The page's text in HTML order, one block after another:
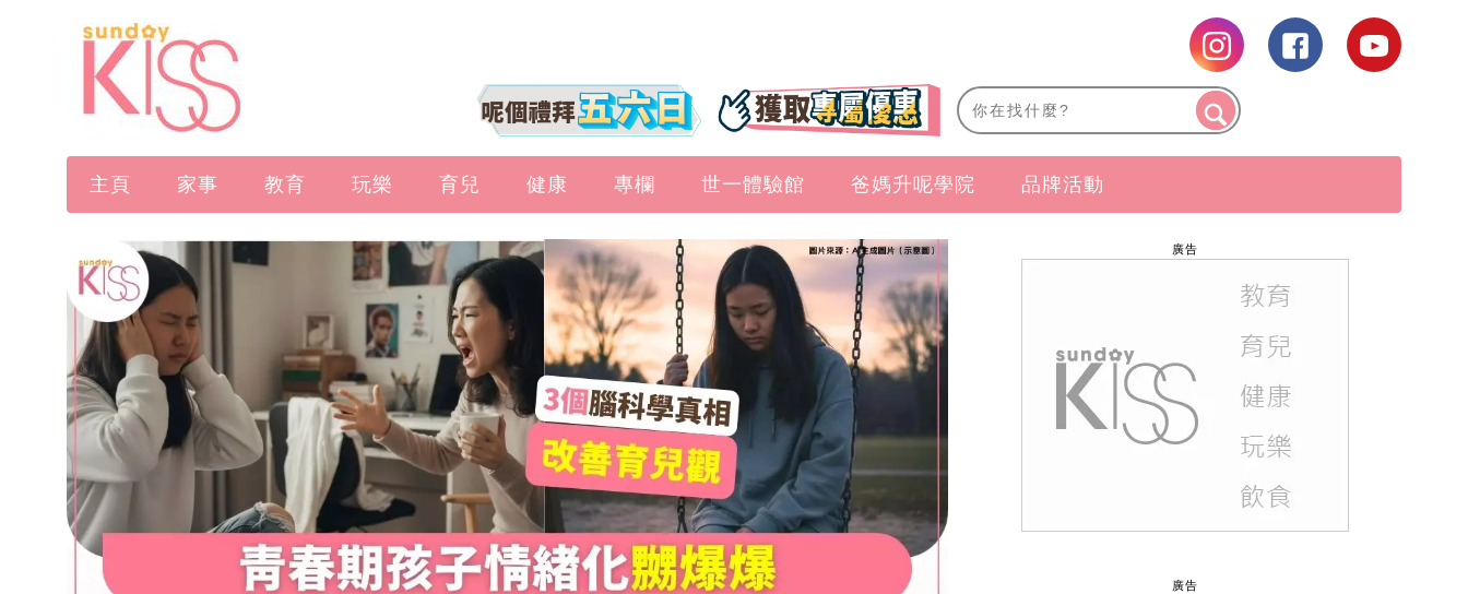
主頁 家事 教育 玩樂 育兒 健康 專欄 世一體驗館 爸媽升呢學院 品牌活動
廣告
廣告